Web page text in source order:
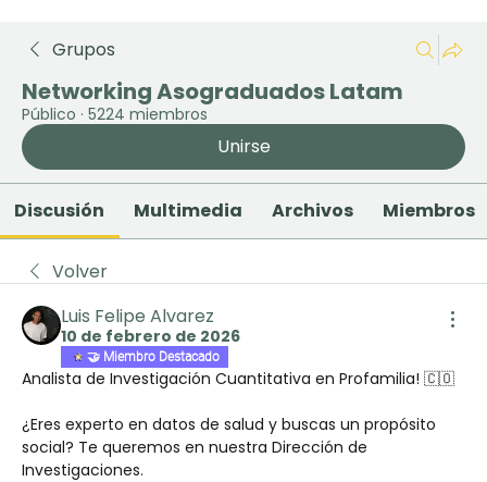
Grupos
Networking Asograduados Latam
Público · 5224 miembros
Unirse
Discusión Multimedia Archivos Miembros
Volver
Luis Felipe Alvarez
10 de febrero de 2026
🤝 Miembro Destacado
Analista de Investigación Cuantitativa en Profamilia! 🇨🇴
¿Eres experto en datos de salud y buscas un propósito
social? Te queremos en nuestra Dirección de
Investigaciones.